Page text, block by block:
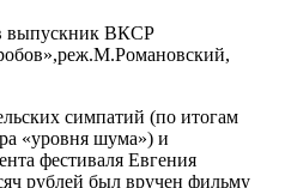
выпускник ВКСР
симпатий (по итогам
«уровня шума») и
фестиваля Евгения
рублей был вручен фильму